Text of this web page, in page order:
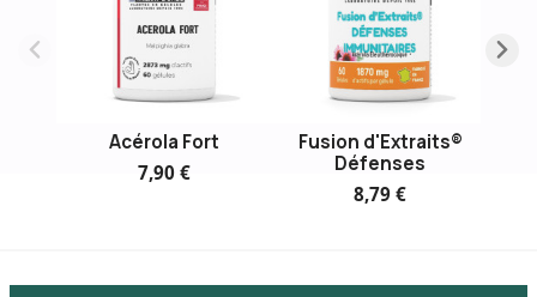
Acérola Fort
7,90 €
Fusion d'Extraits®
Défenses
8,79 €